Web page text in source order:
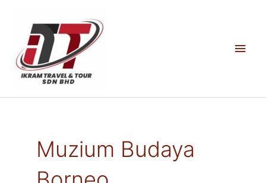
Main
Muzium Budaya